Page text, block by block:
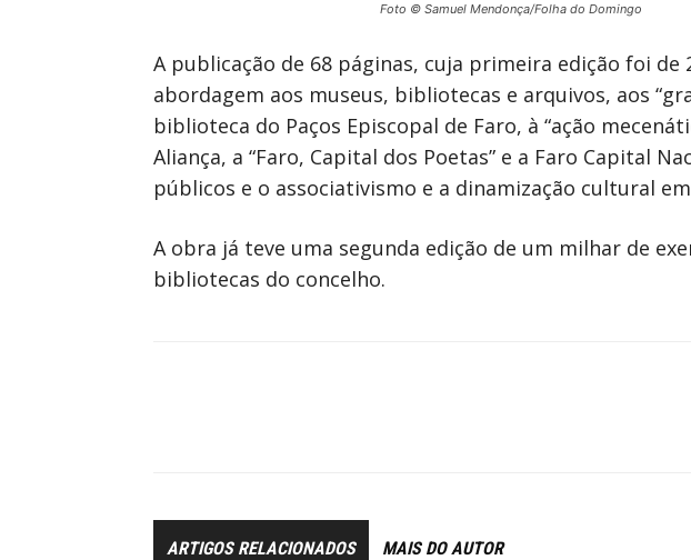
Foto © Samuel Mendonça/Folha do Domingo
A publicação de 68 páginas, cuja primeira edição foi
abordagem aos museus, bibliotecas e arquivos, aos
biblioteca do Paços Episcopal de Faro, à “ação
Aliança, a “Faro, Capital dos Poetas” e a Faro Capital
públicos e o associativismo e a dinamização cultural
A obra já teve uma segunda edição de um milhar de
bibliotecas do concelho.
ARTIGOS RELACIONADOS MAIS DO AUTOR